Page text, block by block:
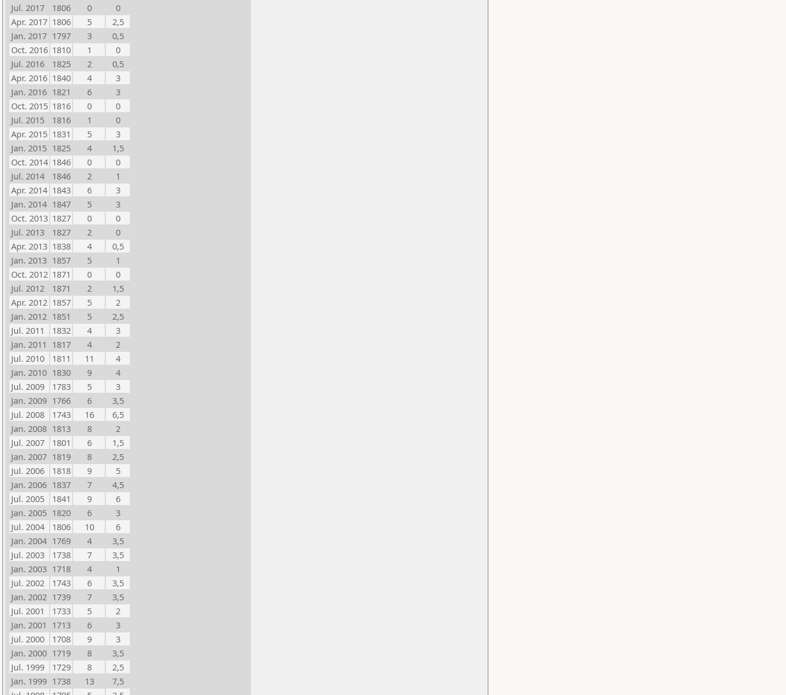
Jul. 2017
1806 0
0
Apr. 2017 1806 5
2,5
Jan. 2017 1797 3
0,5
Oct. 2016 1810 1
0
Jul. 2016
1825 2
0,5
Apr. 2016 1840 4
3
Jan. 2016 1821 6
3
Oct. 2015 1816 0
0
Jul. 2015
1816 1
0
Apr. 2015 1831 5
3
Jan. 2015 1825 4
1,5
Oct. 2014 1846 0
0
Jul. 2014
1846 2
1
Apr. 2014 1843 6
3
Jan. 2014 1847 5
3
Oct. 2013 1827 0
0
Jul. 2013
1827 2
0
Apr. 2013 1838 4
0,5
Jan. 2013 1857 5
1
Oct. 2012 1871 0
0
Jul. 2012
1871 2
1,5
Apr. 2012 1857 5
2
Jan. 2012 1851 5
2,5
Jul. 2011
1832 4
3
Jan. 2011 1817 4
2
Jul. 2010
1811 11
4
Jan. 2010 1830 9
4
Jul. 2009
1783 5
3
Jan. 2009 1766 6
3,5
Jul. 2008
1743 16
6,5
Jan. 2008 1813 8
2
Jul. 2007
1801 6
1,5
Jan. 2007 1819 8
2,5
Jul. 2006
1818 9
5
Jan. 2006 1837 7
4,5
Jul. 2005
1841 9
6
Jan. 2005 1820 6
3
Jul. 2004
1806 10
6
Jan. 2004 1769 4
3,5
Jul. 2003
1738 7
3,5
Jan. 2003 1718 4
1
Jul. 2002
1743 6
3,5
Jan. 2002 1739 7
3,5
Jul. 2001
1733 5
2
Jan. 2001 1713 6
3
Jul. 2000
1708 9
3
Jan. 2000 1719 8
3,5
Jul. 1999
1729 8
2,5
Jan. 1999 1738 13
7,5